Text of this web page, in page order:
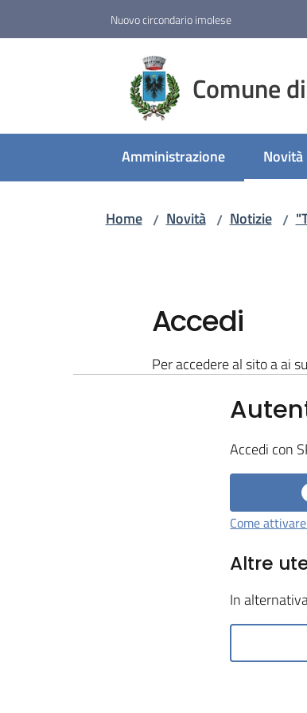
Nuovo circondario imolese
Comune
Amministrazione Novità
Menu
Home / Novità / Notizie /
Accedi
Per accedere al sito a ai
Accedi con
Come
Altre
In